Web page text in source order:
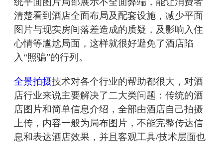
清楚看到酒店全面布局及配套设施，减少平面
图片与现实房间落差造成的质疑，及影响入住
心情等尴尬局面，这样就很好避免了酒店陷
入“照骗”的行列。
全景拍摄技术对各个行业的帮助都很大，对酒
店行业来说主要解决了二大类问题：传统的酒
店图片和简单信息介绍，全部由酒店自己拍摄
上传，内容一般为局布图片，不能完整传达信
息和表达酒店效果，并且客观工具/技术层面也